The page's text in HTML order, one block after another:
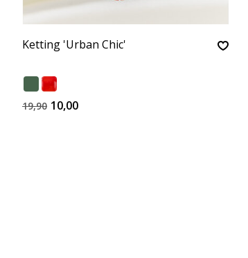
Ketting 'Urban Chic'
19,90 10,00